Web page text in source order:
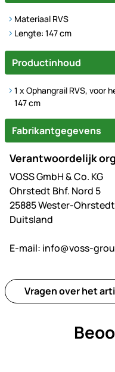
Materiaal RVS
Lengte: 147 cm
Productinhoud
1 x Ophangrail RVS, voor
147 cm
Fabrikantgegevens
Verantwoordelijk
VOSS GmbH & Co. KG
Ohrstedt Bhf. Nord 5
25885 Wester-Ohrstedt
Duitsland
E-mail: info@voss-
Vragen over het